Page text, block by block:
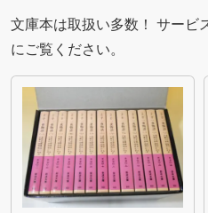
文庫本は取扱い多数！ サービ
にご覧ください。